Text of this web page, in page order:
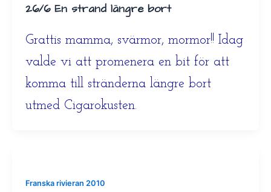
26/6 En strand längre bort
Grattis mamma, svärmor, mormor!! Idag
valde vi att promenera en bit för att
komma till stränderna längre bort
utmed Cigarokusten.
Franska rivieran 2010